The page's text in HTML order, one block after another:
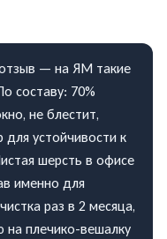
— на ЯМ такие
составу: 70%
не блестит,
устойчивости к
шерсть в офисе
именно для
раз в 2 месяца,
плечико-вешалку